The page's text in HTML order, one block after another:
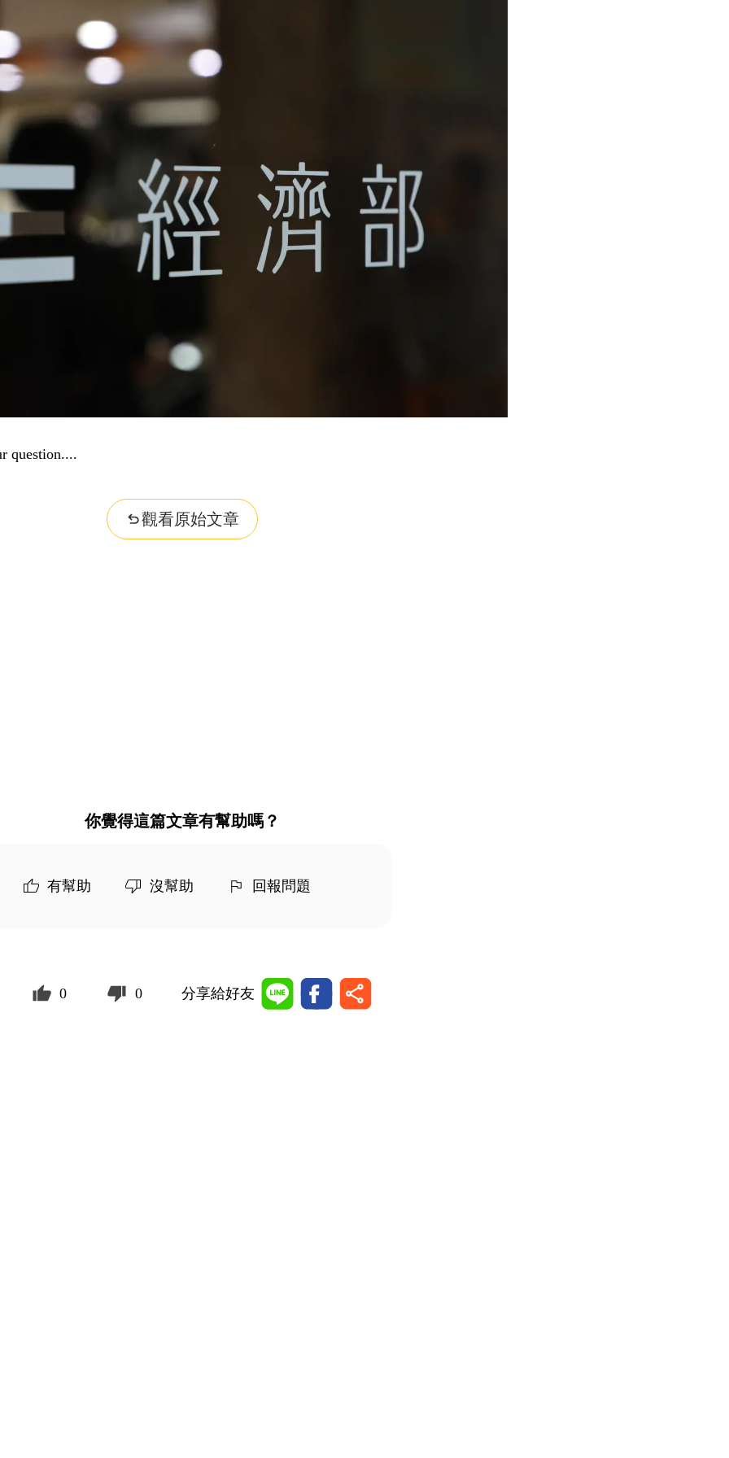
question...
觀看原始文章
你覺得這篇文章有幫助嗎？
有幫助 沒幫助 回報問題
0 0 分享給好友